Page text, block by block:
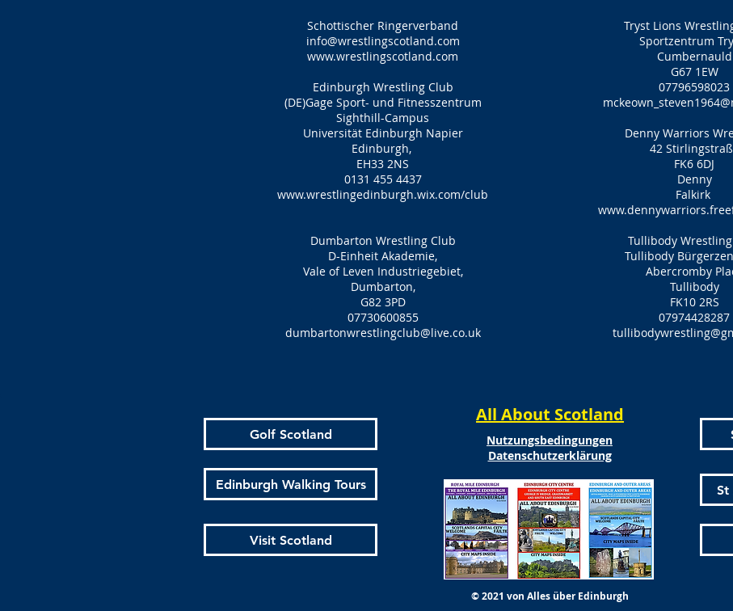
Schottischer Ringerverband
info@wrestlingscotland.com
www.wrestlingscotland.com
Edinburgh Wrestling Club
(DE)Gage Sport- und Fitnesszentrum
Sighthill-Campus
Universität Edinburgh Napier
Edinburgh,
EH33 2NS
0131 455 4437
www.wrestlingedinburgh.wix.com/club
Dumbarton Wrestling Club
D-Einheit Akademie,
Vale of Leven Industriegebiet,
Dumbarton,
G82 3PD
07730600855
dumbartonwrestlingclub@live.co.uk
Tryst Lions
Sportzentrum
Cumbernauld
G67 1EW
07796598023
Denny Warriors
42
FK6 6DJ
Denny
Falkirk
Tullibody
Tullibody
Abercromby
Tullibody
FK10 2RS
07974428287
Golf Scotland
Edinburgh Walking Tours
Visit Scotland
All About Scotland
Nutzungsbedingungen
Datenschutzerklärung
St
© 2021 von Alles über Edinburgh